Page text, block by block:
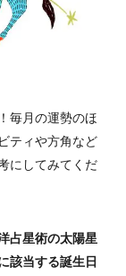
毎月の運勢のほ
ティや方角など
にしてみてくだ
占星術の太陽星
該当する誕生日